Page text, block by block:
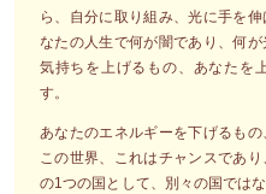
ら、自分に取り組み、光に手を
なたの人生で何が闇であり、何
気持ちを上げるもの、あなたを
す。
あなたのエネルギーを下げるも
この世界、これはチャンスであ
の1つの国として、別々の国では